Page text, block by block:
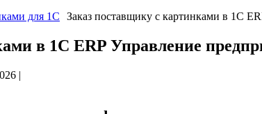
для 1C Заказ поставщику с картинками в 1С
в 1С ERP Управление
|